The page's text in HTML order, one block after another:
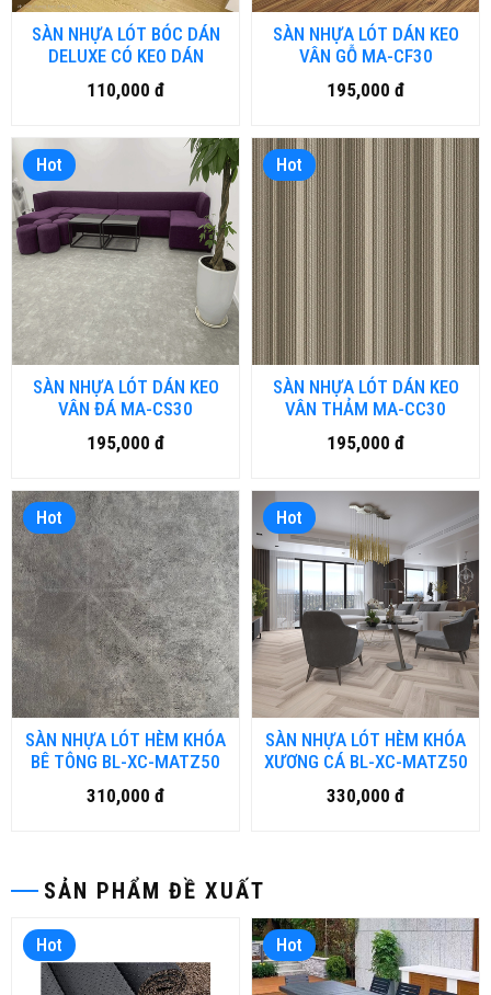
SẢN PHẨM ĐỀ XUẤT
Hot Hot
SÀN NHỰA LÓT BÓC DÁN
DELUXE CÓ KEO DÁN
110,000 đ
SÀN NHỰA LÓT DÁN KEO
VÂN GỖ MA-CF30
195,000 đ
Hot
SÀN NHỰA LÓT DÁN KEO
VÂN ĐÁ MA-CS30
195,000 đ
Hot
SÀN NHỰA LÓT DÁN KEO
VÂN THẢM MA-CC30
195,000 đ
Hot
SÀN NHỰA LÓT HÈM KHÓA
BÊ TÔNG BL-XC-MATZ50
310,000 đ
Hot
SÀN NHỰA LÓT HÈM KHÓA
XƯƠNG CÁ BL-XC-MATZ50
330,000 đ